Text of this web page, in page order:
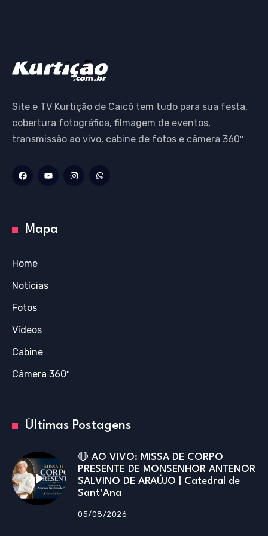
Site e TV Kurtição de Caicó tem tudo para sua festa,
cobertura fotográfica, filmagem de eventos,
transmissão ao vivo, cabine de fotos e câmera 360º
Mapa
Home
Notícias
Fotos
Vídeos
Cabine
Câmera 360º
Últimas Postagens
🔴 AO VIVO: MISSA DE CORPO
PRESENTE DE MONSENHOR ANTENOR
SALVINO DE ARAÚJO | Catedral de
Sant’Ana
05/08/2026